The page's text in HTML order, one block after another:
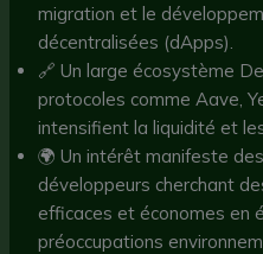
migration et le
décentralisées (dApps).
🔗 Un large écosystème
protocoles comme Aave,
intensifient la liquidité et
🌍 Un intérêt manifeste
développeurs cherchant
efficaces et économes en
préoccupations